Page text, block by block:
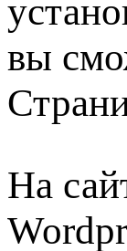
вы
На